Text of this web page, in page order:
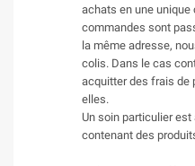
achats en une unique
commandes sont
la même adresse,
colis. Dans le cas
acquitter des frais de
elles.
Un soin particulier
contenant des